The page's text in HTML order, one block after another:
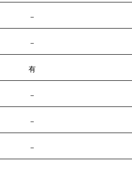
－
－
有
－
－
－